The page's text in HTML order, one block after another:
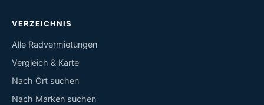
VERZEICHNIS
Alle Radvermietungen
Vergleich & Karte
Nach Ort suchen
Nach Marken suchen